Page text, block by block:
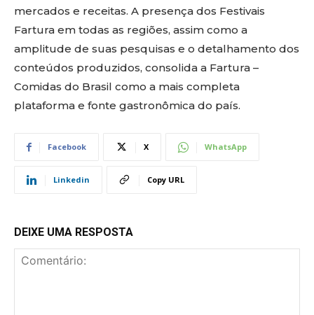
mercados e receitas. A presença dos Festivais
Fartura em todas as regiões, assim como a
amplitude de suas pesquisas e o detalhamento dos
conteúdos produzidos, consolida a Fartura –
Comidas do Brasil como a mais completa
plataforma e fonte gastronômica do país.
Facebook X WhatsApp
Linkedin Copy URL
DEIXE UMA RESPOSTA